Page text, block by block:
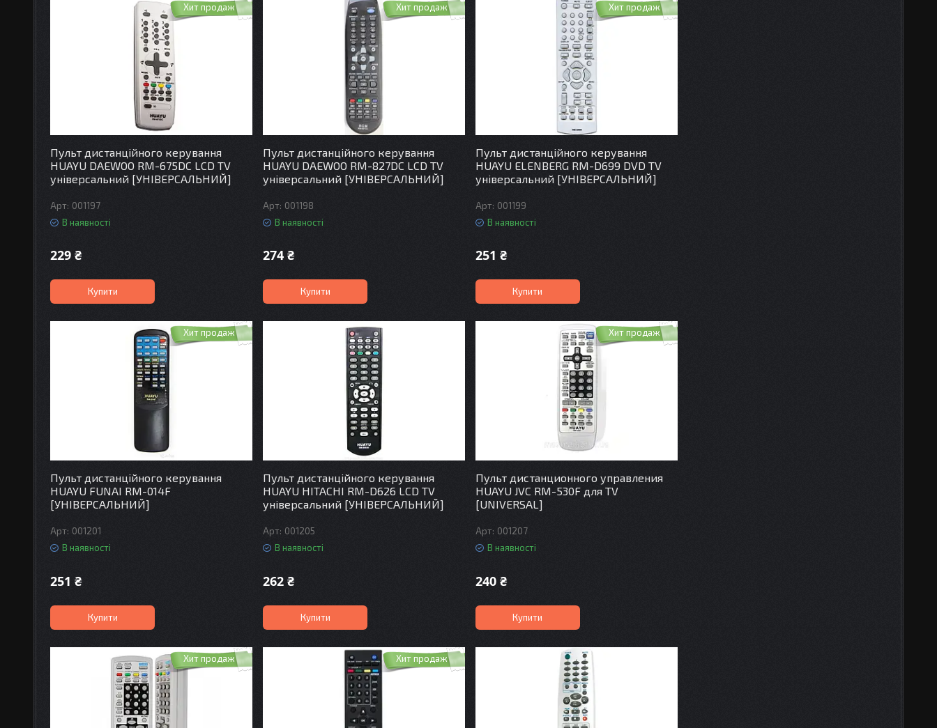
Хит продаж
Пульт дистанційного керування
HUAYU DAEWOO RM-675DC LCD TV
універсальний [УНІВЕРСАЛЬНИЙ]
001197
В наявності
229 ₴
Купити
Хит продаж
Пульт дистанційного керування
HUAYU DAEWOO RM-827DC LCD TV
універсальний [УНІВЕРСАЛЬНИЙ]
001198
В наявності
274 ₴
Купити
Хит продаж
Пульт дистанційного керування
HUAYU ELENBERG RM-D699 DVD TV
універсальний [УНІВЕРСАЛЬНИЙ]
001199
В наявності
251 ₴
Купити
Хит продаж
Пульт дистанційного керування
HUAYU FUNAI RM-014F
[УНІВЕРСАЛЬНИЙ]
001201
В наявності
251 ₴
Купити
Пульт дистанційного керування
HUAYU HITACHI RM-D626 LCD TV
універсальний [УНІВЕРСАЛЬНИЙ]
001205
В наявності
262 ₴
Купити
Хит продаж
Пульт дистанционного управления
HUAYU JVC RM-530F для TV
[UNIVERSAL]
001207
В наявності
240 ₴
Купити
Хит продаж Хит продаж